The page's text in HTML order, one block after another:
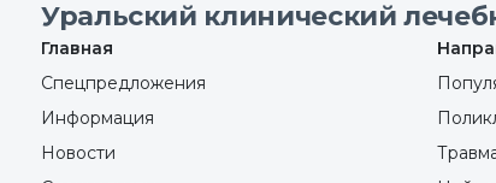
Уральский клинический
Главная
Спецпредложения
Информация
Новости